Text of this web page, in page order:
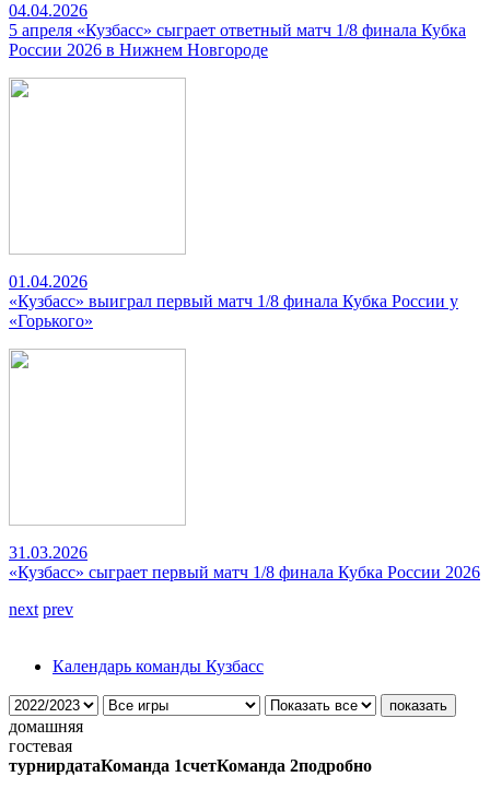
04.04.2026
5 апреля «Кузбасс» сыграет ответный матч 1/8 финала Кубка
России 2026 в Нижнем Новгороде
01.04.2026
«Кузбасс» выиграл первый матч 1/8 финала Кубка России у
«Горького»
31.03.2026
«Кузбасс» сыграет первый матч 1/8 финала Кубка России 2026
next prev
Календарь команды Кузбасс
домашняя
гостевая
турнирдатаКоманда 1счетКоманда 2подробно